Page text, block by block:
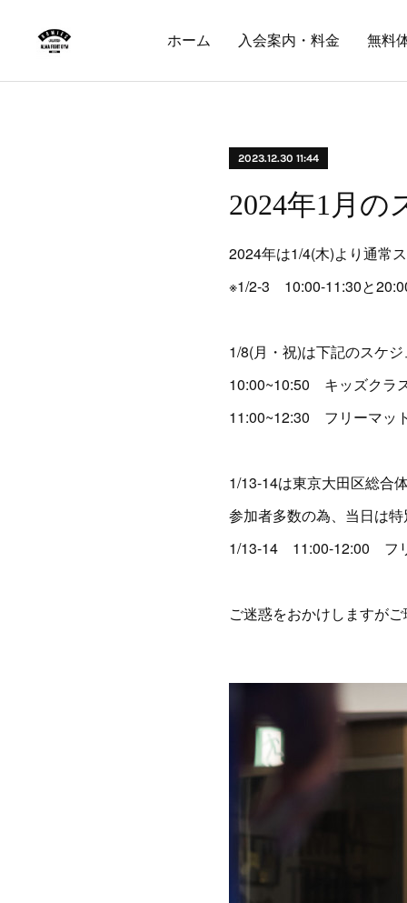
ホーム 入会案内・料金 無料
2023.12.30 11:44
2024年1月の
2024年は1/4(木)より通常
※1/2-3 10:00-11:30と
1/8(月・祝)は下記のスケ
10:00~10:50 キッズクラ
11:00~12:30 フリーマッ
1/13-14は東京大田区総合
参加者多数の為、当日は
1/13-14 11:00-12:00 フ
ご迷惑をおかけしますが